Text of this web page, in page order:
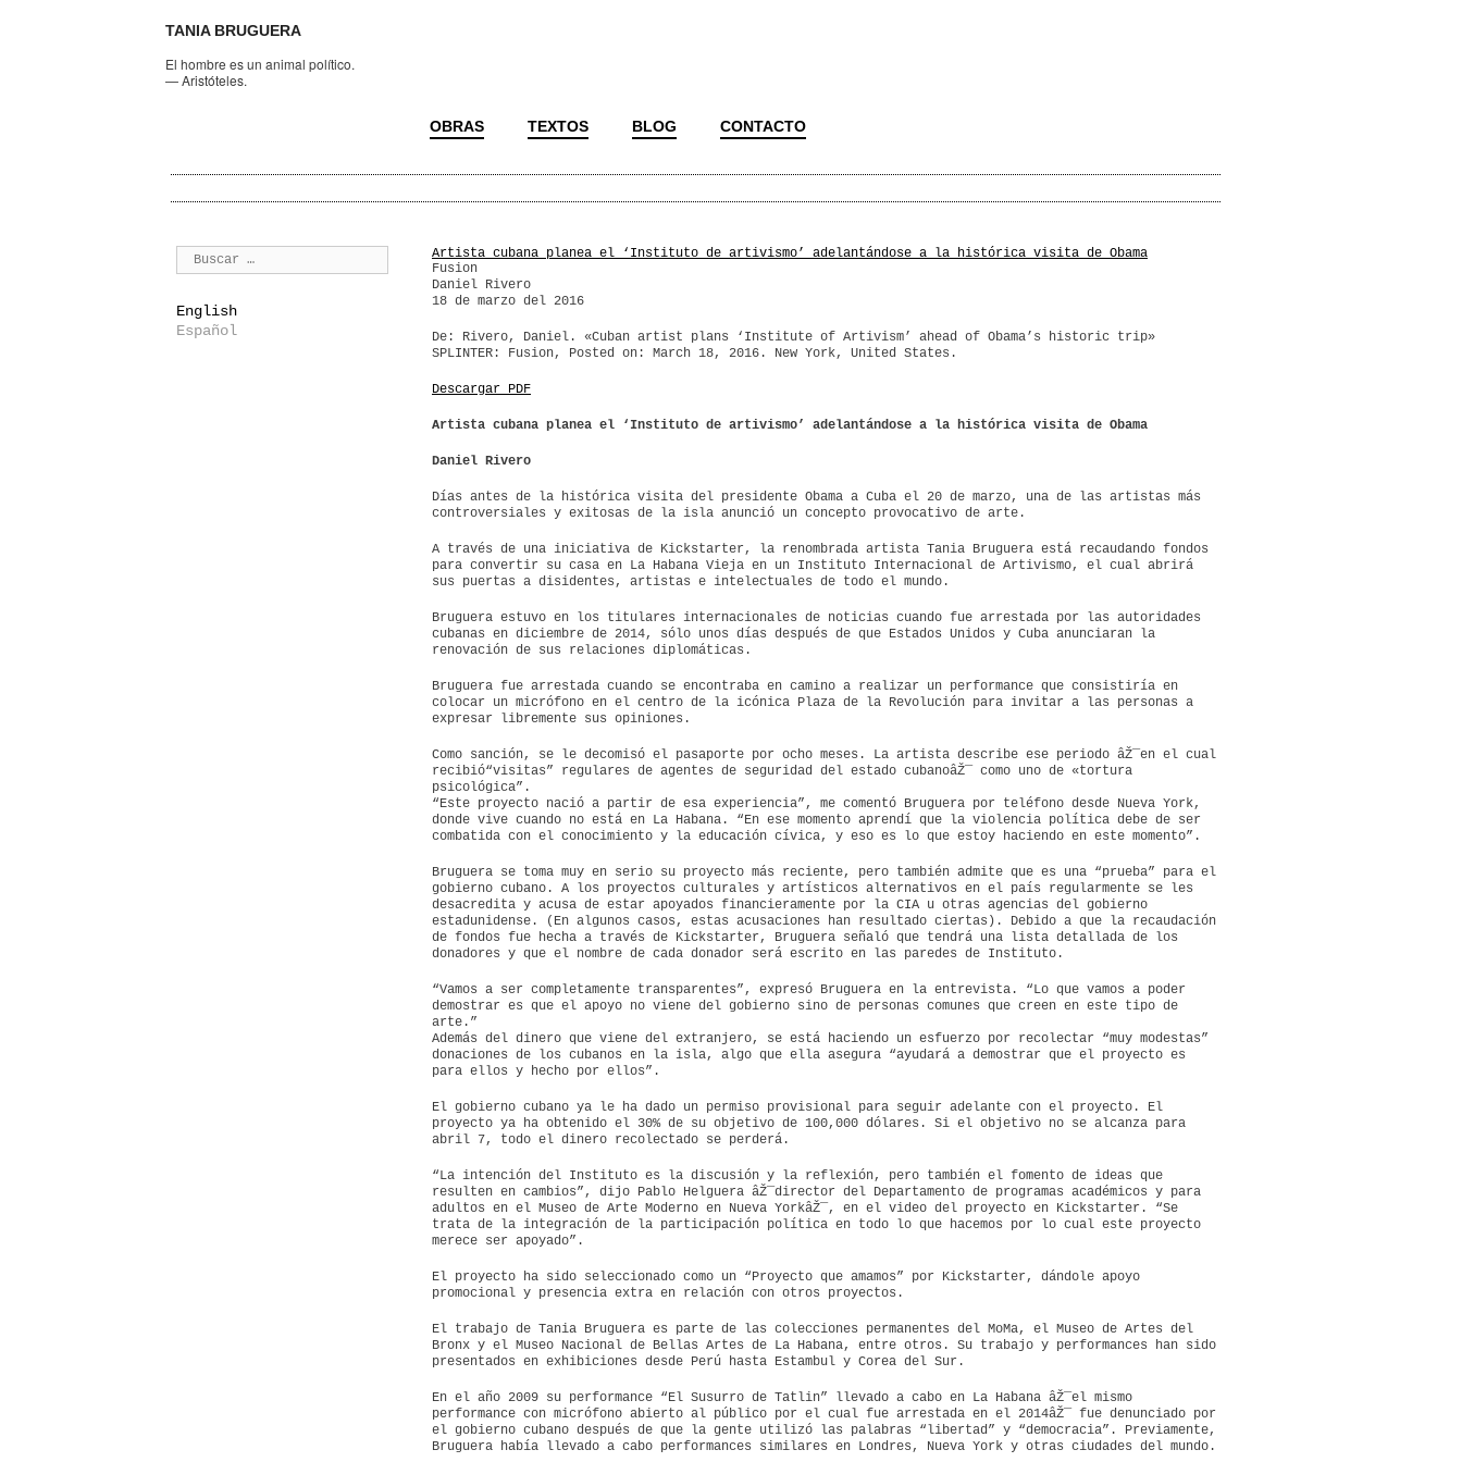
TANIA BRUGUERA
El hombre es un animal político.
—Aristóteles.
OBRAS TEXTOS BLOG CONTACTO
Artista cubana planea el ‘Instituto de artivismo’ adelantándose a la histórica visita de Obama
Fusion
Daniel Rivero
18 de marzo del 2016
De: Rivero, Daniel. «Cuban artist plans ‘Institute of Artivism’ ahead of Obama’s historic trip»
SPLINTER: Fusion, Posted on: March 18, 2016. New York, United States.
Descargar PDF
Artista cubana planea el ‘Instituto de artivismo’ adelantándose a la histórica visita de Obama
Daniel Rivero
Días antes de la histórica visita del presidente Obama a Cuba el 20 de marzo, una de las artistas más
controversiales y exitosas de la isla anunció un concepto provocativo de arte.
A través de una iniciativa de Kickstarter, la renombrada artista Tania Bruguera está recaudando fondos
para convertir su casa en La Habana Vieja en un Instituto Internacional de Artivismo, el cual abrirá
sus puertas a disidentes, artistas e intelectuales de todo el mundo.
Bruguera estuvo en los titulares internacionales de noticias cuando fue arrestada por las autoridades
cubanas en diciembre de 2014, sólo unos días después de que Estados Unidos y Cuba anunciaran la
renovación de sus relaciones diplomáticas.
Bruguera fue arrestada cuando se encontraba en camino a realizar un performance que consistiría en
colocar un micrófono en el centro de la icónica Plaza de la Revolución para invitar a las personas a
expresar libremente sus opiniones.
Como sanción, se le decomisó el pasaporte por ocho meses. La artista describe ese periodo âŽ¯en el cual
recibió“visitas” regulares de agentes de seguridad del estado cubanoâŽ¯ como uno de «tortura
psicológica”.
“Este proyecto nació a partir de esa experiencia”, me comentó Bruguera por teléfono desde Nueva York,
donde vive cuando no está en La Habana. “En ese momento aprendí que la violencia política debe de ser
combatida con el conocimiento y la educación cívica, y eso es lo que estoy haciendo en este momento”.
Bruguera se toma muy en serio su proyecto más reciente, pero también admite que es una “prueba” para el
gobierno cubano. A los proyectos culturales y artísticos alternativos en el país regularmente se les
desacredita y acusa de estar apoyados financieramente por la CIA u otras agencias del gobierno
estadunidense. (En algunos casos, estas acusaciones han resultado ciertas). Debido a que la recaudación
de fondos fue hecha a través de Kickstarter, Bruguera señaló que tendrá una lista detallada de los
donadores y que el nombre de cada donador será escrito en las paredes de Instituto.
“Vamos a ser completamente transparentes”, expresó Bruguera en la entrevista. “Lo que vamos a poder
demostrar es que el apoyo no viene del gobierno sino de personas comunes que creen en este tipo de
arte.”
Además del dinero que viene del extranjero, se está haciendo un esfuerzo por recolectar “muy modestas”
donaciones de los cubanos en la isla, algo que ella asegura “ayudará a demostrar que el proyecto es
para ellos y hecho por ellos”.
El gobierno cubano ya le ha dado un permiso provisional para seguir adelante con el proyecto. El
proyecto ya ha obtenido el 30% de su objetivo de 100,000 dólares. Si el objetivo no se alcanza para
abril 7, todo el dinero recolectado se perderá.
“La intención del Instituto es la discusión y la reflexión, pero también el fomento de ideas que
resulten en cambios”, dijo Pablo Helguera âŽ¯director del Departamento de programas académicos y para
adultos en el Museo de Arte Moderno en Nueva YorkâŽ¯, en el video del proyecto en Kickstarter. “Se
trata de la integración de la participación política en todo lo que hacemos por lo cual este proyecto
merece ser apoyado”.
El proyecto ha sido seleccionado como un “Proyecto que amamos” por Kickstarter, dándole apoyo
promocional y presencia extra en relación con otros proyectos.
El trabajo de Tania Bruguera es parte de las colecciones permanentes del MoMa, el Museo de Artes del
Bronx y el Museo Nacional de Bellas Artes de La Habana, entre otros. Su trabajo y performances han sido
presentados en exhibiciones desde Perú hasta Estambul y Corea del Sur.
En el año 2009 su performance “El Susurro de Tatlin” llevado a cabo en La Habana âŽ¯el mismo
performance con micrófono abierto al público por el cual fue arrestada en el 2014âŽ¯ fue denunciado por
el gobierno cubano después de que la gente utilizó las palabras “libertad” y “democracia”. Previamente,
Bruguera había llevado a cabo performances similares en Londres, Nueva York y otras ciudades del mundo.
English
Español